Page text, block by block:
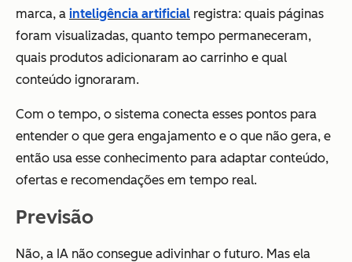
marca, a inteligência artificial registra: quais páginas
foram visualizadas, quanto tempo permaneceram,
quais produtos adicionaram ao carrinho e qual
conteúdo ignoraram.
Com o tempo, o sistema conecta esses pontos para
entender o que gera engajamento e o que não gera, e
então usa esse conhecimento para adaptar conteúdo,
ofertas e recomendações em tempo real.
Previsão
Não, a IA não consegue adivinhar o futuro. Mas ela